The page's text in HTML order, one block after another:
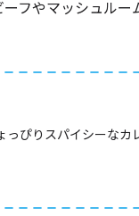
フやマッシュル
っぴりスパイシーなカ